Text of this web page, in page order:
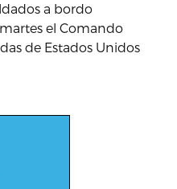
a bordo
el Comando
de Estados Unidos